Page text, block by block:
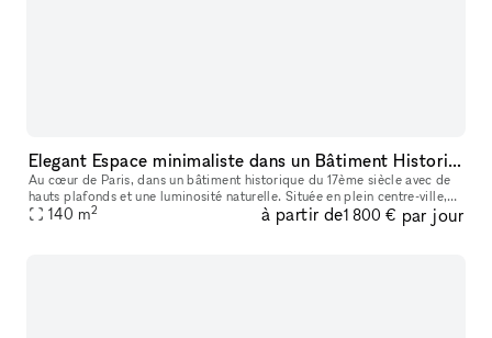
Elegant Espace minimaliste dans un Bâtiment Historique, Palais-Royal/ Louvre
Au cœur de Paris, dans un bâtiment historique du 17ème siècle avec de
hauts plafonds et une luminosité naturelle. Située en plein centre-ville,
ce lieu est parfait pour des événements éphémères ou de
140 m2 à partir de1 800 € par jour